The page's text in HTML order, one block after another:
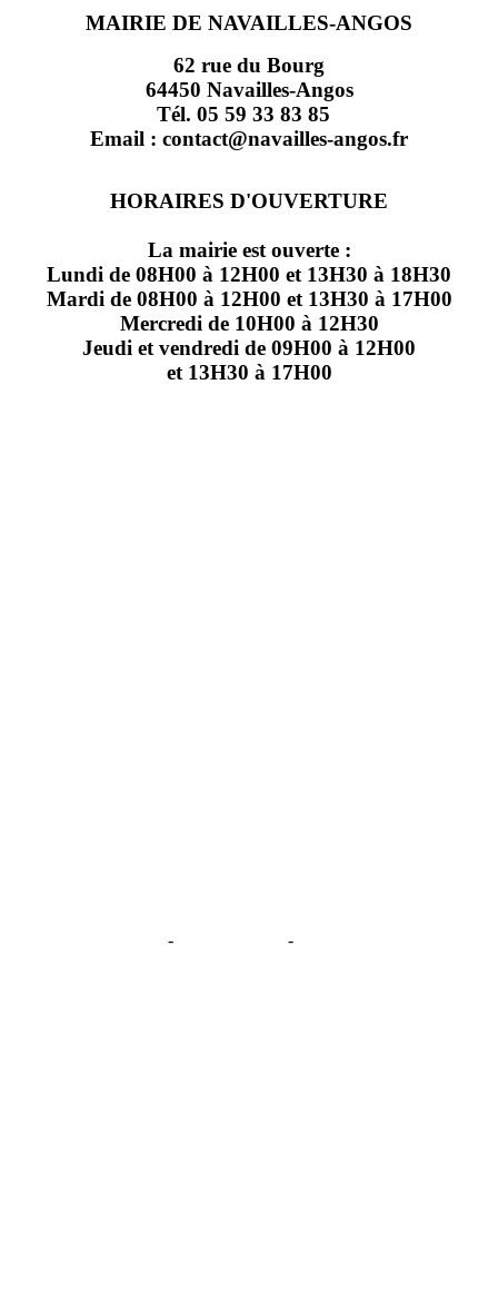
MAIRIE DE NAVAILLES-ANGOS
62 rue du Bourg
64450 Navailles-Angos
Tél. 05 59 33 83 85
Email : contact@navailles-angos.fr
HORAIRES D'OUVERTURE
La mairie est ouverte :
Lundi de 08H00 à 12H00 et 13H30 à 18H30
Mardi de 08H00 à 12H00 et 13H30 à 17H00
Mercredi de 10H00 à 12H30
Jeudi et vendredi de 09H00 à 12H00
et 13H30 à 17H00
- -